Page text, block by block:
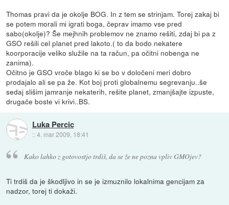
Thomas pravi da je okolje BOG. In z tem se strinjam. Torej zakaj bi
se potem morali mi igrati boga, čeprav imamo vse pred
sabo(okolje)? Še mejhnih problemov ne znamo rešiti, zdaj bi pa z
GSO rešili cel planet pred lakoto.( to da bodo nekatere
koorporacije veliko služile na ta račun, pa očitni nobenga ne
zanima).
Očitno je GSO vroče blago ki se bo v določeni meri dobro
prodajalo ali se pa že. Kot boj proti globalnemu segrevanju..še
sedaj slišim jamranje nekaterih, rešite planet, zmanjšajte izpuste,
drugače boste vi krivi..BS.
Luka Percic
::4. mar 2009, 18:41
Kako lahko z gotovostjo trdiš, da se že ne pozna vpliv GMOjev?
Ti trdiš da je škodljivo in se je izmuznilo lokalnima gencijam za
nadzor, torej ti dokaži.